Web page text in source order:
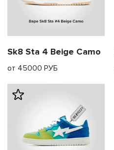
Sk8 Sta 4 Beige Camo
от 45000 РУБ